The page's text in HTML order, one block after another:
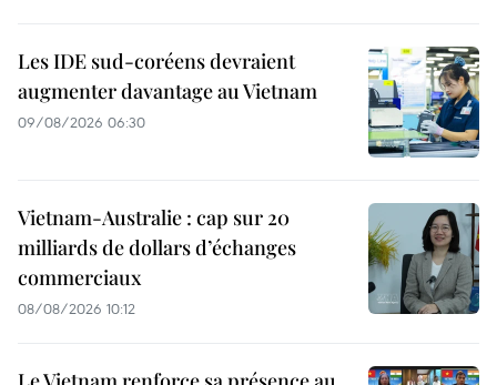
Les IDE sud-coréens devraient
augmenter davantage au Vietnam
09/08/2026 06:30
Vietnam-Australie : cap sur 20
milliards de dollars d’échanges
commerciaux
08/08/2026 10:12